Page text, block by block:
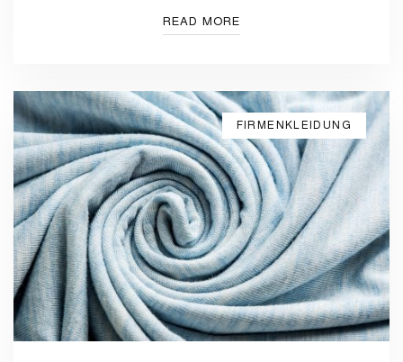
READ MORE
FIRMENKLEIDUNG